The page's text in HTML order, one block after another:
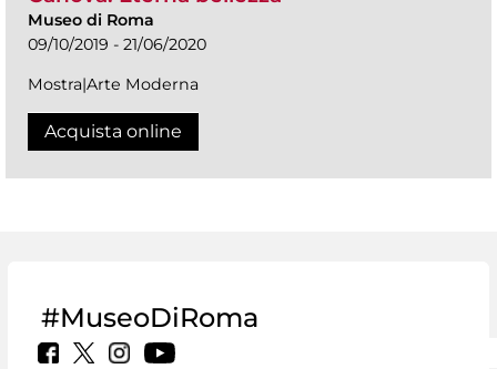
Museo di Roma
09/10/2019 - 21/06/2020
Mostra|Arte Moderna
Acquista online
#MuseoDiRoma